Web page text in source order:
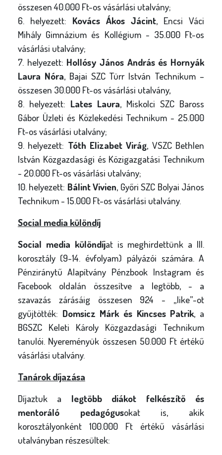
összesen 40.000 Ft-os vásárlási utalvány;
6. helyezett: Kovács Ákos Jácint, Encsi Váci
Mihály Gimnázium és Kollégium - 35.000 Ft-os
vásárlási utalvány;
7. helyezett: Hollósy János András és Hornyák
Laura Nóra, Bajai SZC Türr István Technikum –
összesen 30.000 Ft-os vásárlási utalvány,
8. helyezett: Lates Laura, Miskolci SZC Baross
Gábor Üzleti és Közlekedési Technikum - 25.000
Ft-os vásárlási utalvány;
9. helyezett: Tóth Elizabet Virág, VSZC Bethlen
István Közgazdasági és Közigazgatási Technikum
- 20.000 Ft-os vásárlási utalvány;
10. helyezett: Bálint Vivien, Győri SZC Bolyai János
Technikum - 15.000 Ft-os vásárlási utalvány.
Social media különdíj
Social media különdíjat is meghirdettünk a III.
korosztály (9-14. évfolyam) pályázói számára. A
Pénziránytű Alapítvány Pénzbook Instagram és
Facebook oldalán összesítve a legtöbb, - a
szavazás zárásáig összesen 924 - „like”-ot
gyűjtötték: Domsicz Márk és Kincses Patrik, a
BGSZC Keleti Károly Közgazdasági Technikum
tanulói. Nyereményük összesen 50.000 Ft értékű
vásárlási utalvány.
Tanárok díjazása
Díjaztuk a legtöbb diákot felkészítő és
mentoráló pedagógusokat is, akik
korosztályonként 100.000 Ft értékű vásárlási
utalványban részesültek: